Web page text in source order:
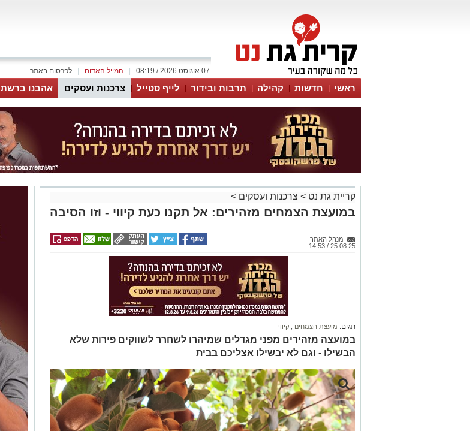
לפרסום באתר המייל האדום 07 אוגוסט 2026 / 08:19
ראשי חדשות קהילה תרבות ובידור לייף סטייל צרכנות ועסקים אהבנו ברשת
קריית גת נט > צרכנות ועסקים >
במועצת הצמחים מזהירים: אל תקנו כעת קיווי - וזו הסיבה
מנהל האתר
25.08.25 / 14:53
תגים: מועצת הצמחים קיווי
במועצה מזהירים מפני מגדלים שמיהרו לשחרר לשווקים פירות שלא
הבשילו - וגם לא יבשילו אצליכם בבית